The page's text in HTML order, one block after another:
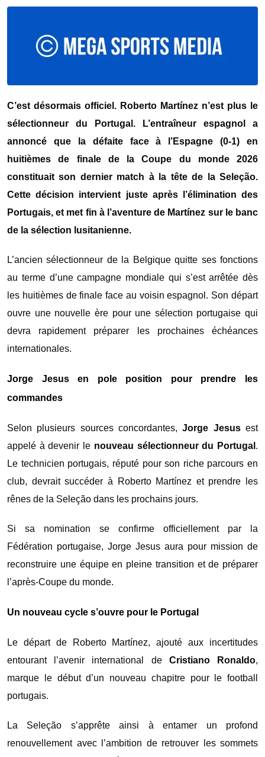
C’est désormais officiel. Roberto Martínez n’est plus le
sélectionneur du Portugal. L’entraîneur espagnol a
annoncé que la défaite face à l’Espagne (0-1) en
huitièmes de finale de la Coupe du monde 2026
constituait son dernier match à la tête de la Seleção.
Cette décision intervient juste après l’élimination des
Portugais, et met fin à l’aventure de Martínez sur le banc
de la sélection lusitanienne.
L’ancien sélectionneur de la Belgique quitte ses fonctions
au terme d’une campagne mondiale qui s’est arrêtée dès
les huitièmes de finale face au voisin espagnol. Son départ
ouvre une nouvelle ère pour une sélection portugaise qui
devra rapidement préparer les prochaines échéances
internationales.
Jorge Jesus en pole position pour prendre les
commandes
Selon plusieurs sources concordantes,Jorge Jesusest
appelé à devenir le nouveau sélectionneur du Portugal .
Le technicien portugais, réputé pour son riche parcours en
club, devrait succéder à Roberto Martínez et prendre les
rênes de la Seleção dans les prochains jours.
Si sa nomination se confirme officiellement par la
Fédération portugaise, Jorge Jesus aura pour mission de
reconstruire une équipe en pleine transition et de préparer
l’après-Coupe du monde.
Un nouveau cycle s’ouvre pour le Portugal
Le départ de Roberto Martínez, ajouté aux incertitudes
entourant l’avenir international de Cristiano Ronaldo,
marque le début d’un nouveau chapitre pour le football
portugais.
La Seleção s’apprête ainsi à entamer un profond
renouvellement avec l’ambition de retrouver les sommets